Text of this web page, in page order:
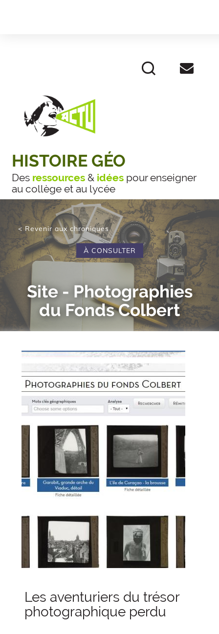
HISTOIRE GÉO
Des ressources& idéespour enseigner
au collège et au lycée
< Revenir aux chroniques
À CONSULTER
Site - Photographies
du Fonds Colbert
Les aventuriers du trésor
photographique perdu